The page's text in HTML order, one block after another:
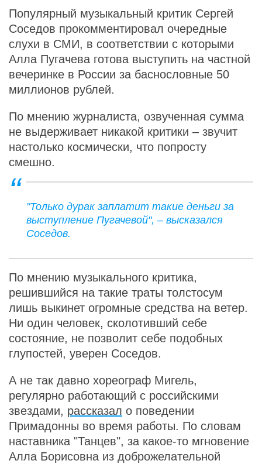
Популярный музыкальный критик Сергей
Соседов прокомментировал очередные
слухи в СМИ, в соответствии с которыми
Алла Пугачева готова выступить на частной
вечеринке в России за баснословные 50
миллионов рублей.
По мнению журналиста, озвученная сумма
не выдерживает никакой критики – звучит
настолько космически, что попросту
смешно.
"Только дурак заплатит такие деньги за
выступление Пугачевой", – высказался
Соседов.
По мнению музыкального критика,
решившийся на такие траты толстосум
лишь выкинет огромные средства на ветер.
Ни один человек, сколотивший себе
состояние, не позволит себе подобных
глупостей, уверен Соседов.
А не так давно хореограф Мигель,
регулярно работающий с российскими
звездами, рассказал о поведении
Примадонны во время работы. По словам
наставника "Танцев", за какое-то мгновение
Алла Борисовна из доброжелательной